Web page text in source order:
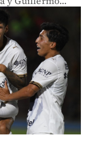
gol en una